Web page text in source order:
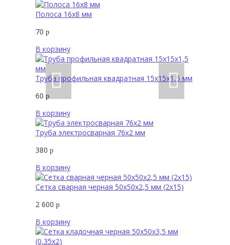
Полоса 16х8 мм
70 р
В корзину
Труба профильная квадратная 15х15х1,5 мм
60 р
В корзину
Труба электросварная 76х2 мм
380 р
В корзину
Сетка сварная черная 50х50х2,5 мм (2х15)
2 600 р
В корзину